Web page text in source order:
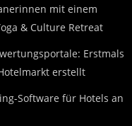
mit einem
& Culture Retreat
Erstmals
erstellt
Software für Hotels an